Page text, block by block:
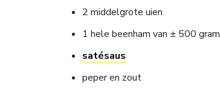
2 middelgrote uien
1 hele beenham van ± 500 gram
satésaus
peper en zout